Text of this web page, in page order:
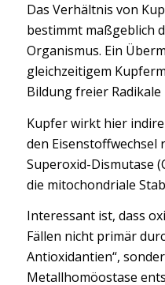
Das Verhältnis von
bestimmt maßgeblich
Organismus. Ein
gleichzeitigem
Bildung freier
Kupfer wirkt hier
den Eisenstoffwechsel
Superoxid-Dismutase
die mitochondriale
Interessant ist, dass
Fällen nicht primär
Antioxidantien“,
Metallhomöostase